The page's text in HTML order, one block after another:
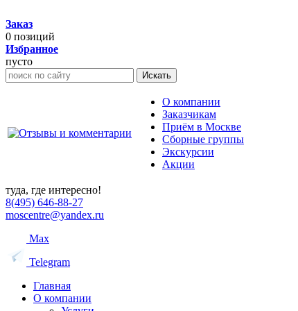
Заказ
0 позиций
Избранное
пусто
Искать
О компании
Заказчикам
Приём в Москве
Сборные группы
Экскурсии
Акции
туда, где интересно!
8(495) 646-88-27
moscentre@yandex.ru
Max
Telegram
Главная
О компании